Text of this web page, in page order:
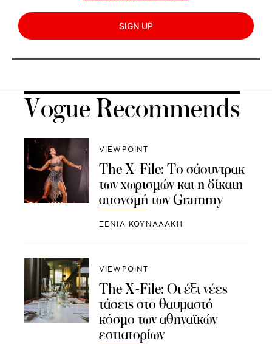
SIGN UP
Vogue Recommends
VIEWPOINT
The X-File: Το σάουντρακ
των χωρισμών και η δίκαιη
απονομή των Grammy
ΞΕΝΙΑ ΚΟΥΝΑΛΑΚΗ
VIEWPOINT
The X-File: Οι έξι νέες
τάσεις στο θαυμαστό
κόσμο των αθηναϊκών
εστιατορίων